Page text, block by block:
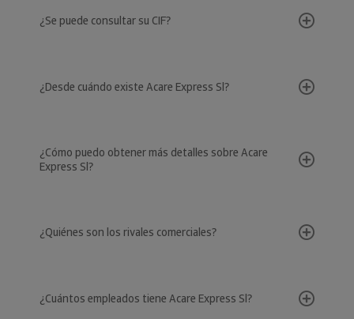
¿Se puede consultar su CIF?
¿Desde cuándo existe Acare Express Sl?
¿Cómo puedo obtener más detalles sobre Acare
Express Sl?
¿Quiénes son los rivales comerciales?
¿Cuántos empleados tiene Acare Express Sl?